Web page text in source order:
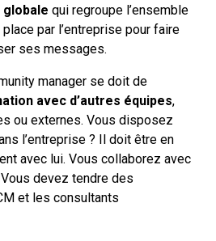
globale qui regroupe l’ensemble
par l’entreprise pour faire
ses messages.
manager se doit de
avec d’autres équipes,
ou externes. Vous disposez
l’entreprise ? Il doit être en
avec lui. Vous collaborez avec
devez tendre des
et les consultants